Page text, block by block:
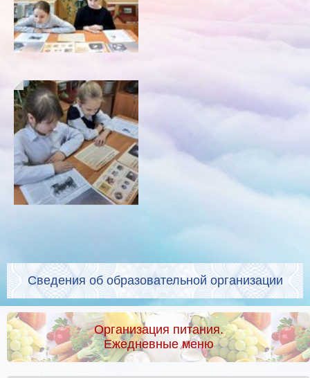
Сведения об образовательной организации
Организация питания.
Ежедневные меню